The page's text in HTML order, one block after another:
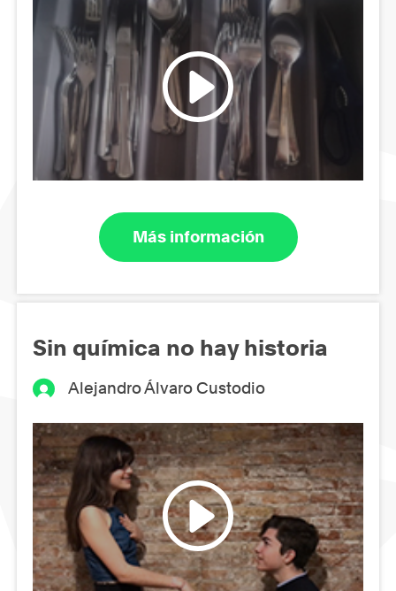
Más información
Sin química no hay historia
Alejandro Álvaro Custodio